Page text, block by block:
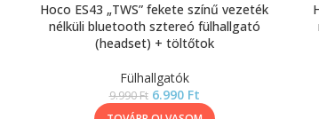
Hoco ES43 „TWS” fekete színű vezeték
nélküli bluetooth sztereó fülhallgató
(headset) + töltőtok
Fülhallgatók
9.990Ft 6.990 Ft